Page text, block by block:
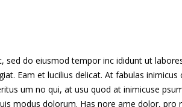
do eiusmod tempor inc ididunt ut
Eam et lucilius delicat. At fabulas
um no qui, at usu quod at inimicuse
modus dolorum. Has nore ame dolor,